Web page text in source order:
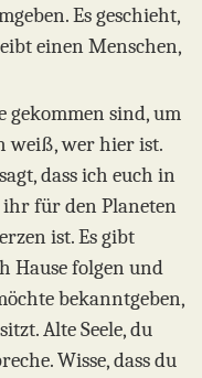
Es geschieht,
einen Menschen,
gekommen sind, um
weiß, wer hier ist.
dass ich euch in
ihr für den Planeten
ist. Es gibt
Hause folgen und
bekanntgeben,
Alte Seele, du
Wisse, dass du